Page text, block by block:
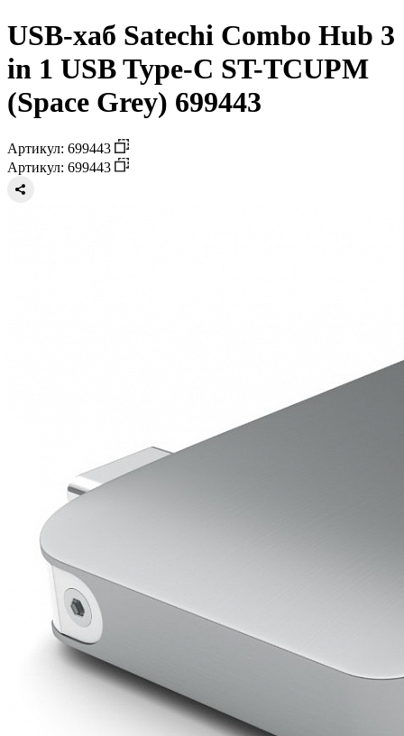
USB-хаб Satechi Combo Hub 3
in 1 USB Type-C ST-TCUPM
(Space Grey) 699443
Артикул: 699443
Артикул: 699443